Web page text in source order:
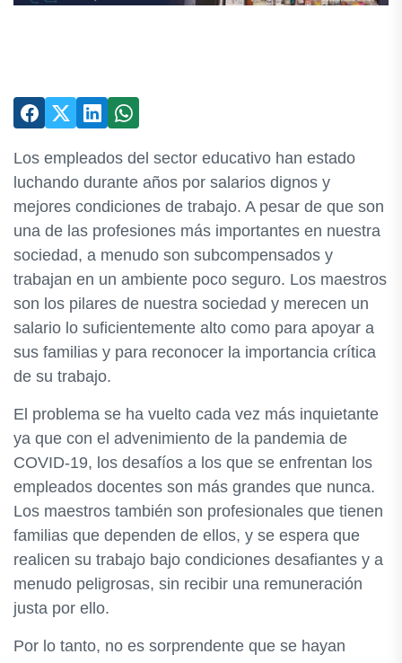
Los empleados del sector educativo han estado
luchando durante años por salarios dignos y
mejores condiciones de trabajo. A pesar de que son
una de las profesiones más importantes en nuestra
sociedad, a menudo son subcompensados y
trabajan en un ambiente poco seguro. Los maestros
son los pilares de nuestra sociedad y merecen un
salario lo suficientemente alto como para apoyar a
sus familias y para reconocer la importancia crítica
de su trabajo.
El problema se ha vuelto cada vez más inquietante
ya que con el advenimiento de la pandemia de
COVID-19, los desafíos a los que se enfrentan los
empleados docentes son más grandes que nunca.
Los maestros también son profesionales que tienen
familias que dependen de ellos, y se espera que
realicen su trabajo bajo condiciones desafiantes y a
menudo peligrosas, sin recibir una remuneración
justa por ello.
Por lo tanto, no es sorprendente que se hayan